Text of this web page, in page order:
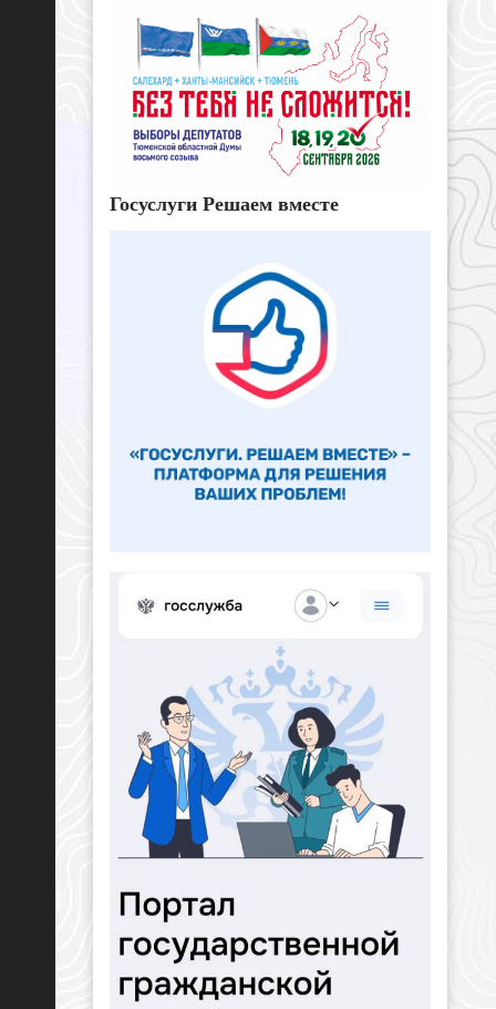
Госуслуги Решаем вместе